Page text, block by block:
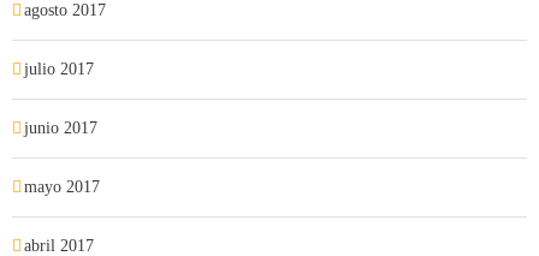
agosto 2017
julio 2017
junio 2017
mayo 2017
abril 2017